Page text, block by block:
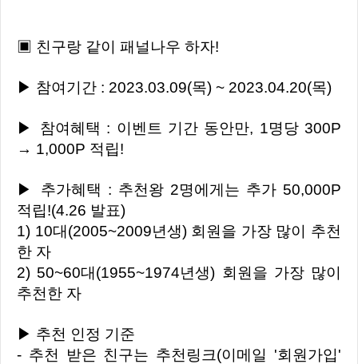
▣ 친구랑 같이 패널나우 하자!
▶ 참여기간 : 2023.03.09(목) ~ 2023.04.20(목)
▶ 참여혜택 : 이벤트 기간 동안만, 1명당 300P
→ 1,000P 적립!
▶ 추가혜택 : 추천왕 2명에게는 추가 50,000P
적립!(4.26 발표)
1) 10대(2005~2009년생) 회원을 가장 많이 추천
한 자
2) 50~60대(1955~1974년생) 회원을 가장 많이
추천한 자
▶ 추천 인정 기준
- 추천 받은 친구는 추천링크(이메일 '회원가입'